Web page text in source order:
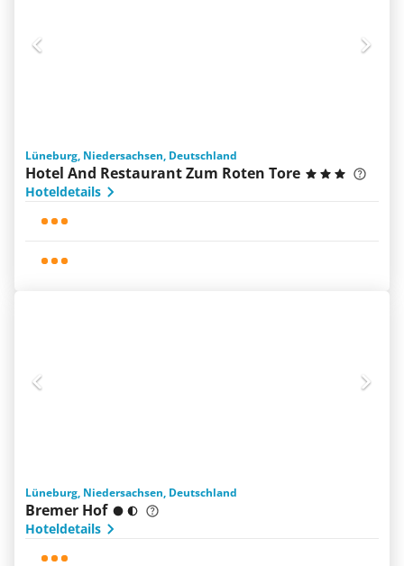
Lüneburg, Niedersachsen, Deutschland
Hotel And Restaurant Zum Roten Tore
Hoteldetails
Lüneburg, Niedersachsen, Deutschland
Bremer Hof
Hoteldetails